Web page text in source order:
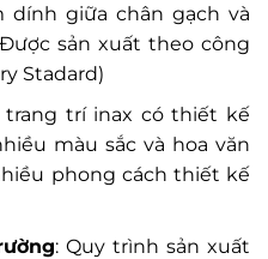
dính giữa chân gạch và
sản xuất theo công
Stadard)
trang trí inax có thiết kế
màu sắc và hoa văn
phong cách thiết kế
: Quy trình sản xuất